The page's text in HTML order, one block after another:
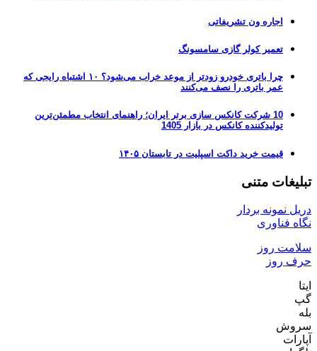
اجاره ون تشریفاتی
تعمیر کولر گازی سامسونگ
چرا باتری خودرو زودتر از موعد خراب می‌شود؟ ۱۰ اشتباه رایجی که
عمر باتری را نصف می‌کنند
10 شرکت کانکس سازی برتر ایران؛ راهنمای انتخاب مطمئن‌ترین
تولیدکننده کانکس در بازار 1405
قیمت خرید داکت اسپلیت در تابستان ۱۴۰۵
تبلیغات متنی
دریل نمونه بردار
نگاه فناوری
سلامت روز
حرف روز
ایتا
گپ
بله
سروش
آپارات